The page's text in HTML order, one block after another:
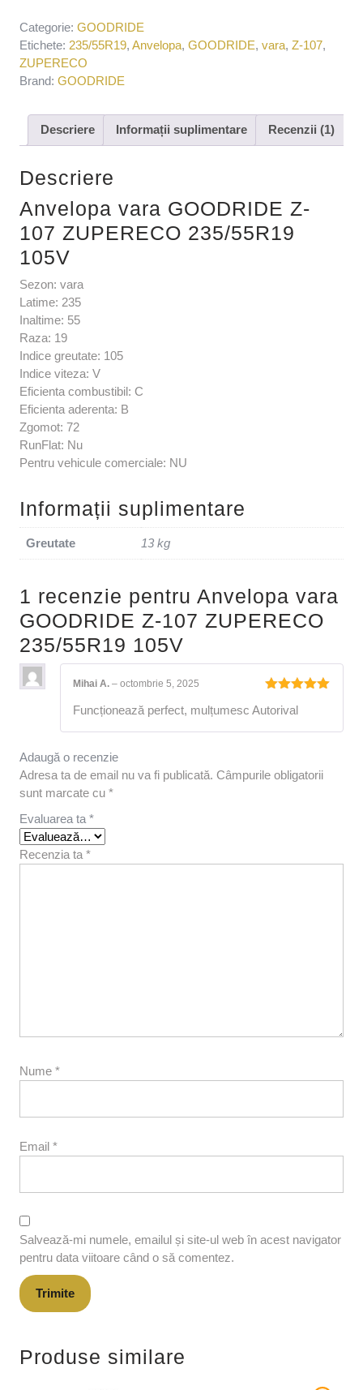
Categorie: GOODRIDE
Etichete: 235/55R19, Anvelopa, GOODRIDE, vara, Z-107,
ZUPERECO
Brand: GOODRIDE
Descriere Informații suplimentare Recenzii (1)
Descriere
Anvelopa vara GOODRIDE Z-
107 ZUPERECO 235/55R19
105V
Sezon: vara
Latime: 235
Inaltime: 55
Raza: 19
Indice greutate: 105
Indice viteza: V
Eficienta combustibil: C
Eficienta aderenta: B
Zgomot: 72
RunFlat: Nu
Pentru vehicule comerciale: NU
Informații suplimentare
Greutate 13 kg
1 recenzie pentru Anvelopa vara
GOODRIDE Z-107 ZUPERECO
235/55R19 105V
5din 5
Mihai A. – octombrie 5, 2025
Funcționează perfect, mulțumesc Autorival
Adaugă o recenzie
Adresa ta de email nu va fi publicată. Câmpurile obligatorii
sunt marcate cu *
Evaluarea ta *
Recenzia ta *
Nume *
Email *
Salvează-mi numele, emailul și site-ul web în acest navigator
pentru data viitoare când o să comentez.
Produse similare